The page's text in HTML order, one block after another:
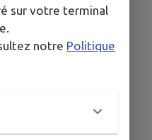
DES GALAXIES
76 allée DU BOIS
sur votre terminal
notre Politique